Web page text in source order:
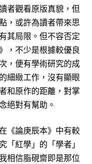
者觀看原版真貌，但
，或許為讀者帶來思
其局限。但不容否定
，不少是根據較優良
，便有學術研究的成
細緻工作，沒有顯眼
和原作的距離，對掌
絕對有幫助。
《論庚辰本》中有較
究「紅學」的「學者」
相信脂硯齋即是那位